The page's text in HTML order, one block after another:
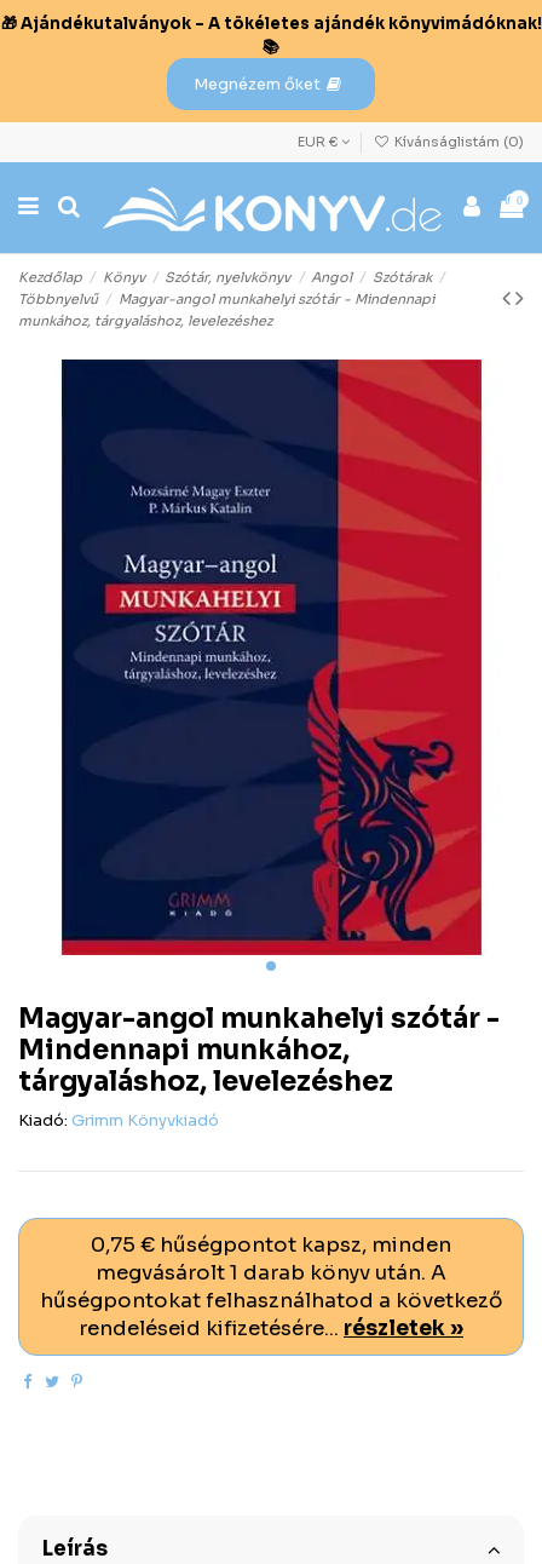
🎁 Ajándékutalványok – A tökéletes ajándék könyvimádóknak!
📚
Megnézem őket
EUR € Kívánságlistám (0)
0
Kezdőlap Könyv Szótár, nyelvkönyv Angol
Szótárak
Többnyelvű
Magyar-angol munkahelyi szótár - Mindennapi
munkához, tárgyaláshoz, levelezéshez
Magyar-angol munkahelyi szótár -
Mindennapi munkához,
tárgyaláshoz, levelezéshez
Kiadó: Grimm Könyvkiadó
0,75 € hűségpontot kapsz, minden
megvásárolt 1 darab könyv után. A
hűségpontokat felhasználhatod a következő
rendeléseid kifizetésére... részletek »
Leírás